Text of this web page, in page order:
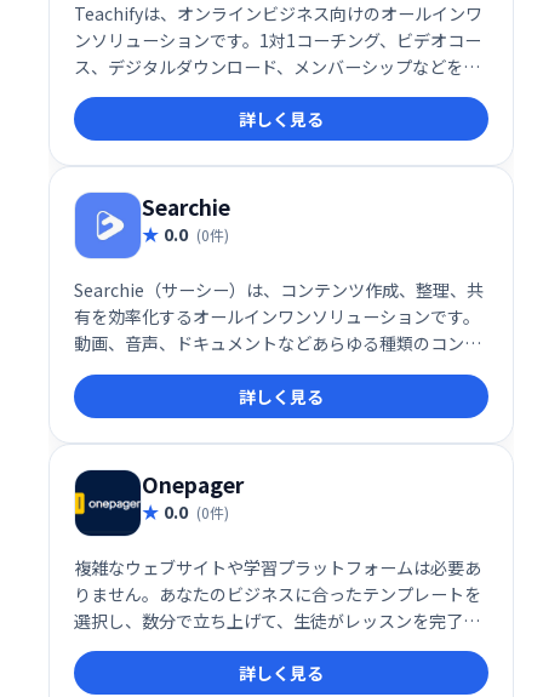
Teachifyは、オンラインビジネス向けのオールインワ
ンソリューションです。1対1コーチング、ビデオコー
ス、デジタルダウンロード、メンバーシップなどを、
簡単に管理・販売できます。堅牢で洗練されたシステ
ムを、手頃な価格で提供。あなたの才能を収益化し、
ビジネスを成長させましょう！
詳しく見る
Searchie
0.0 (0件)
Searchie（サーシー）は、コンテンツ作成、整理、共
有を効率化するオールインワンソリューションです。
動画、音声、ドキュメントなどあらゆる種類のコンテ
ンツを統合的に管理し、検索・共有を容易にします。
知識や経験を活かしたコンテンツビジネスの構築を強
力にサポート。視聴者とのエンゲージメントを高め、
収益化を促進します。柔軟で使いやすいインターフェ
ースで、コンテンツを最大限に活用しましょう。
詳しく見る
Onepager
0.0 (0件)
複雑なウェブサイトや学習プラットフォームは必要あ
りません。あなたのビジネスに合ったテンプレートを
選択し、数分で立ち上げて、生徒がレッスンを完了
し、より良い結果を得て、学習体験を愛するのを手伝
ってください。
詳しく見る